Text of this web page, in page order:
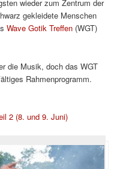
wieder zum Zentrum der
gekleidete Menschen
Wave Gotik Treffen (WGT)
die Musik, doch das WGT
Rahmenprogramm.
2 (8. und 9. Juni)